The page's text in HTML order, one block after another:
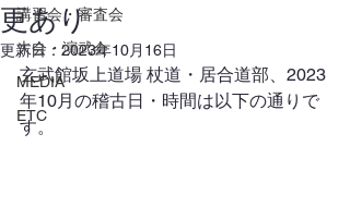
講習会・審査会
大会・演武会
MEDIA
ETC
更あり
更新日： 2023年10月16日
玄武館坂上道場 杖道・居合道部、2023
年10月の稽古日・時間は以下の通りで
す。